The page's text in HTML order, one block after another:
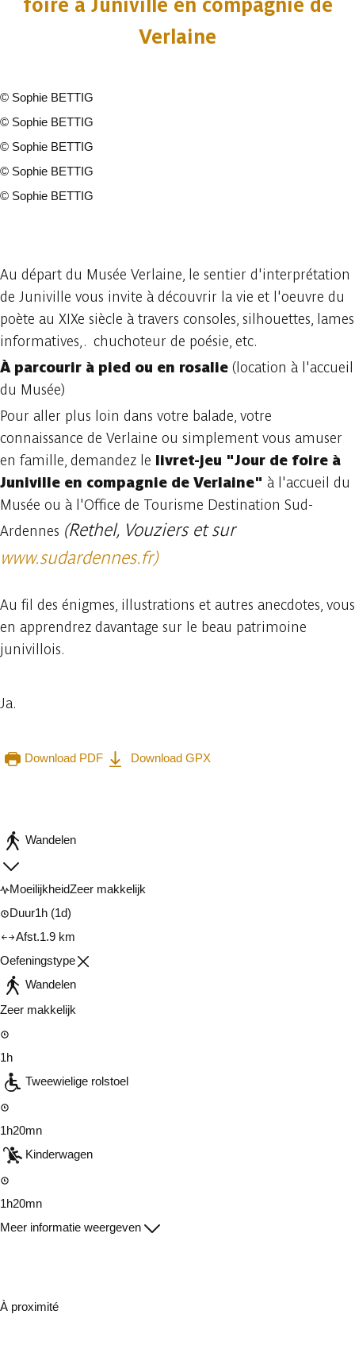
foire à Juniville en compagnie de
Verlaine
© Sophie BETTIG
© Sophie BETTIG
© Sophie BETTIG
© Sophie BETTIG
© Sophie BETTIG
Au départ du Musée Verlaine, le sentier d'interprétation
de Juniville vous invite à découvrir la vie et l'oeuvre du
poète au XIXe siècle à travers consoles, silhouettes, lames
informatives,. chuchoteur de poésie, etc.
À parcourir à pied ou en rosalie (location à l'accueil
du Musée)
Pour aller plus loin dans votre balade, votre
connaissance de Verlaine ou simplement vous amuser
en famille, demandez le livret-jeu "Jour de foire à
Juniville en compagnie de Verlaine" à l'accueil du
Musée ou à l'Office de Tourisme Destination Sud-
Ardennes (Rethel, Vouziers et sur
www.sudardennes.fr)
Au fil des énigmes, illustrations et autres anecdotes, vous
en apprendrez davantage sur le beau patrimoine
junivillois.
Ja.
Download PDF
Download GPX
Wandelen
MoeilijkheidZeer makkelijk
Duur1h (1d)
Afst.1.9 km
Oefeningstype
Wandelen
Zeer makkelijk
1h
Tweewielige rolstoel
1h20mn
Kinderwagen
1h20mn
Meer informatie weergeven
À proximité